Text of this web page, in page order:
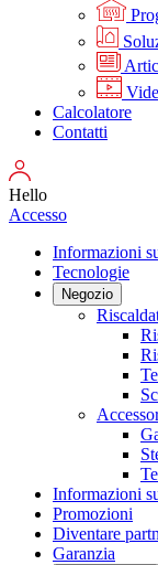
Calcolatore
Contatti
Hello
Accesso
Informazioni
Tecnologie
Negozio
Informazioni
Promozioni
Diventare
Garanzia